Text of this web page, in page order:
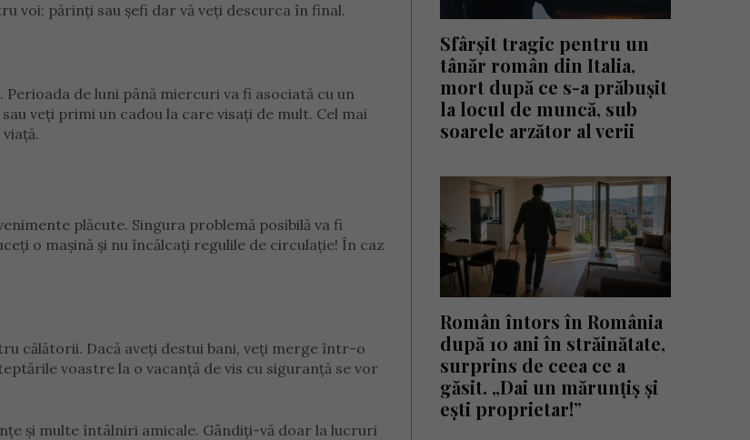
voi: părinți sau șefi dar vă veți descurca în final.
de luni până miercuri va fi asociată cu un
veți primi un cadou la care visați de mult. Cel mai
plăcute. Singura problemă posibilă va fi
o mașină și nu încălcați regulile de circulație! În caz
călătorii. Dacă aveți destui bani, veți merge într-o
voastre la o vacanță de vis cu siguranță se vor
și multe întâlniri amicale. Gândiți-vă doar la lucruri
Sfârșit tragic pentru un
tânăr român din Italia,
mort după ce s-a prăbușit
la locul de muncă, sub
soarele arzător al verii
Român întors în România
după 10 ani în străinătate,
surprins de ceea ce a
găsit. „Dai un mărunțiș și
ești proprietar!”